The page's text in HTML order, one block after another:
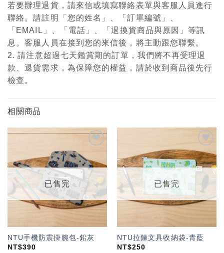
若要辦理退貨，請來信或填寫聯絡表單與客服人員進行
聯絡。請註明「您的姓名」、「訂單編號」、
「EMAIL」、「電話」、「退換貨商品與原因」等訊
息。客服人員在接到您的來信後，將主動跟您聯繫。
2. 請注意超過七天鑑賞期的訂單，我們將不再受理退
款、退貨需求，為保障您的權益，請於收到商品後先行
檢查。
相關商品
「願
望輕
已售完
NTU手機防震掛腕包-鉛灰
NT$390
加入
「願
望輕
單」
已售完
NTU拉鍊文具收納袋-青藍
NT$250